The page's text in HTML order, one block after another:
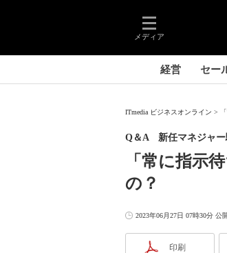
メディア
経営 セー
ITmedia ビジネスオンライン
「常に指示
の？
Q＆A 新任マネジャー
2023年06月27日 07時30分 公
印刷